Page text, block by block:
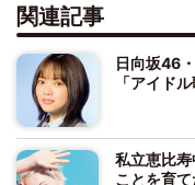
関連記事
日向坂46
「アイド
私立恵比
ことを育